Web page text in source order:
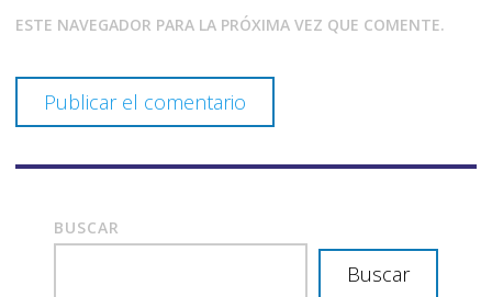
ESTE NAVEGADOR PARA LA PRÓXIMA VEZ QUE COMENTE.
BUSCAR
Buscar